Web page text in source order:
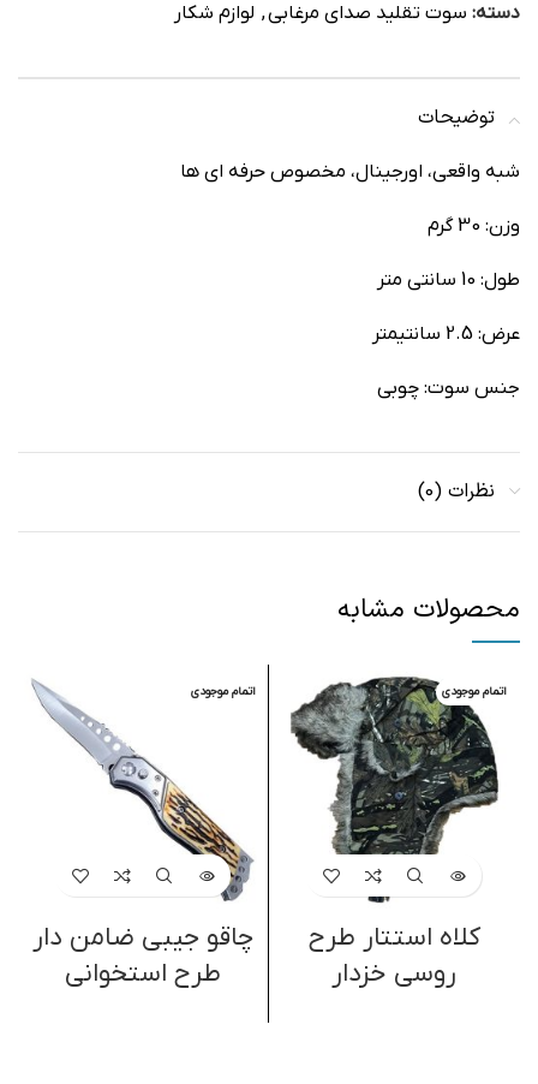
دسته: سوت تقلید صدای مرغابی, لوازم شکار
توضیحات
شبه واقعی، اورجینال، مخصوص حرفه ای ها
وزن: 30 گرم
طول: 10 سانتی متر
عرض: 2.5 سانتیمتر
جنس سوت: چوبی
نظرات (0)
محصولات مشابه
اتمام موجودی
کلاه استتار طرح
روسی خزدار
اتمام موجودی
چاقو جیبی ضامن دار
طرح استخوانی